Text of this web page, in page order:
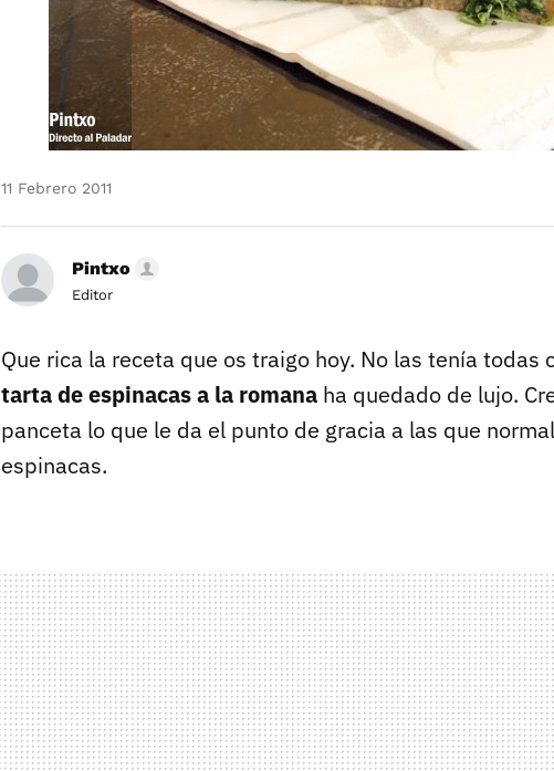
11 Febrero 2011
Pintxo
Editor
Que rica la receta que os traigo hoy. No las tenía todas
tarta de espinacas a la romana ha quedado de lujo.
panceta lo que le da el punto de gracia a las que
espinacas.